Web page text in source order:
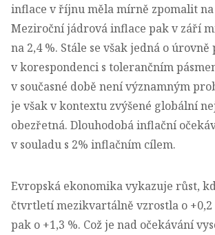
inflace v říjnu měla mírně zpomalit na
Meziroční jádrová inflace pak v září
na 2,4 %. Stále se však jedná o úrovně
v korespondenci s tolerančním
v současné době není významným
je však v kontextu zvýšené globální
obezřetná. Dlouhodobá inflační
v souladu s 2% inflačním cílem.
Evropská ekonomika vykazuje růst,
čtvrtletí mezikvartálně vzrostla o +0,2
pak o +1,3 %. Což je nad očekávání